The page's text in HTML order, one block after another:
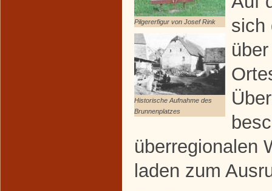
Pilgererfigur von Josef Rink
Historische Aufnahme des
Brunnenplatzes
sich
überregionalen
laden zum